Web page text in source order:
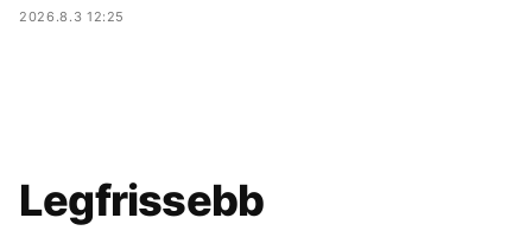
2026.8.3 12:25
Legfrissebb